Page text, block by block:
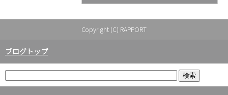
Copyright (C) RAPPORT
ブログトップ